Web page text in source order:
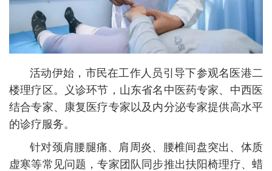
活动伊始，市民在工作人员引导下参观名医港二
楼理疗区。义诊环节，山东省名中医药专家、中西医
结合专家、康复医疗专家以及内分泌专家提供高水平
的诊疗服务。
针对颈肩腰腿痛、肩周炎、腰椎间盘突出、体质
虚寒等常见问题，专家团队同步推出扶阳椅理疗、蜡